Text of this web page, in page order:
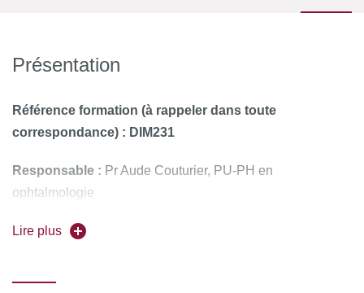
Présentation
Référence formation (à rappeler dans toute
correspondance) : DIM231
Responsable : Pr Aude Couturier, PU-PH en
ophtalmologie
Lariboisière et Saint-Louis, APHP-Nord
Lire plus